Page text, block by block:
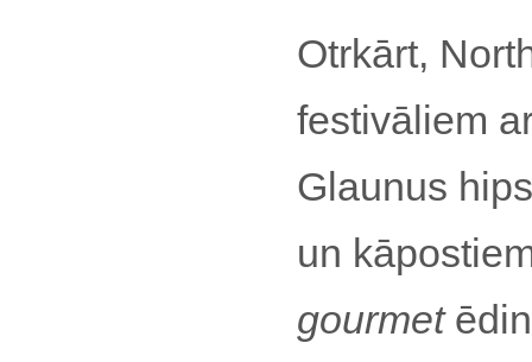
Otrkārt,
festivāliem
Glaunus
un
gourmet